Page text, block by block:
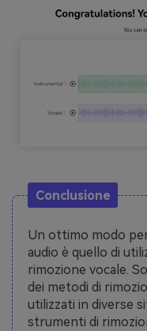
Conclusione
Un ottimo modo
audio è quello di
rimozione vocale.
dei metodi di
utilizzati in diverse
strumenti di